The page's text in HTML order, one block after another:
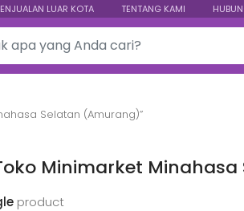
LUAR KOTA TENTANG KAMI
Selatan (Amurang)”
Minimarket
product